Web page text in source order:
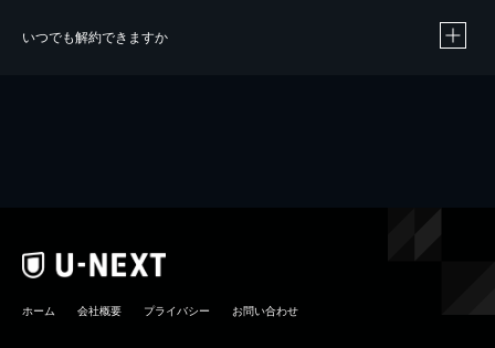
いつでも解約できますか
ホーム 会社概要 プライバシー お問い合わせ